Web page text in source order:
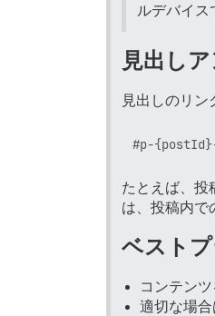
ルデバイス
見出し
見出しのリン
たとえば、投
は、投稿内で
ベスト
コンテン
適切な場合